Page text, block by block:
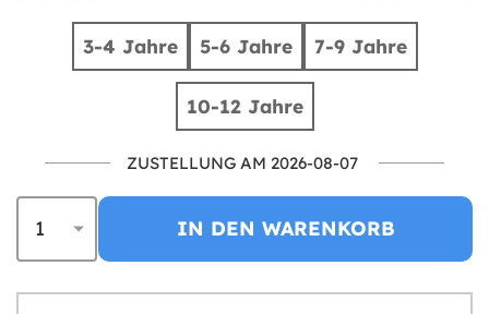
3-4 Jahre 5-6 Jahre 7-9 Jahre
10-12 Jahre
ZUSTELLUNG AM 2026-08-07
IN DEN WARENKORB